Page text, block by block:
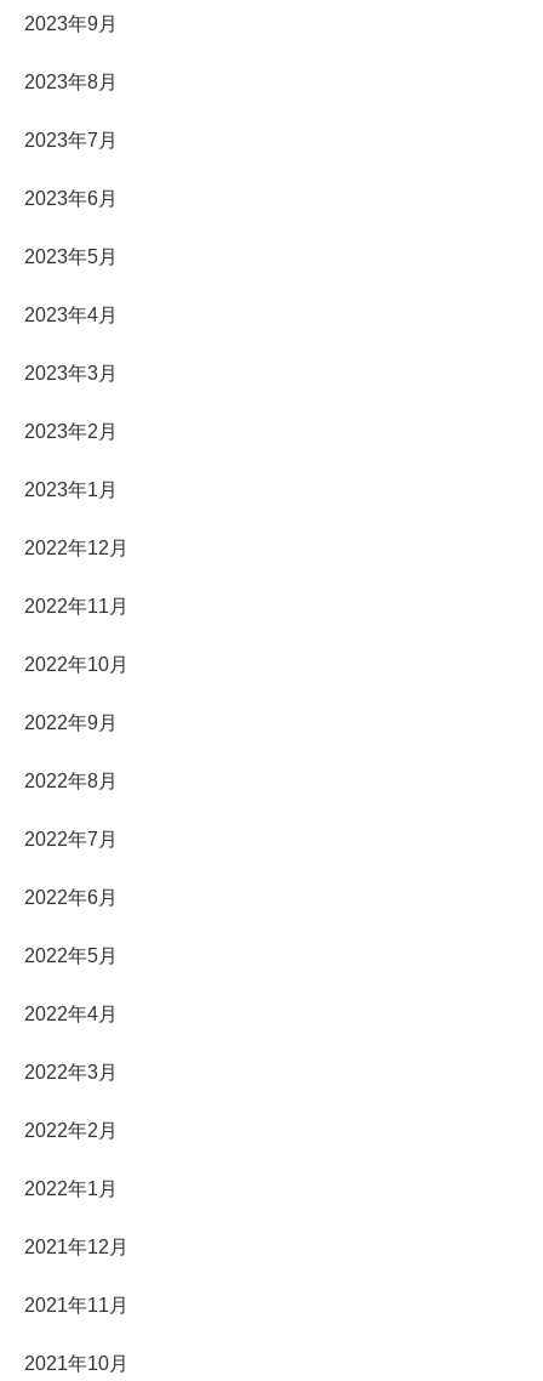
2023年9月
2023年8月
2023年7月
2023年6月
2023年5月
2023年4月
2023年3月
2023年2月
2023年1月
2022年12月
2022年11月
2022年10月
2022年9月
2022年8月
2022年7月
2022年6月
2022年5月
2022年4月
2022年3月
2022年2月
2022年1月
2021年12月
2021年11月
2021年10月